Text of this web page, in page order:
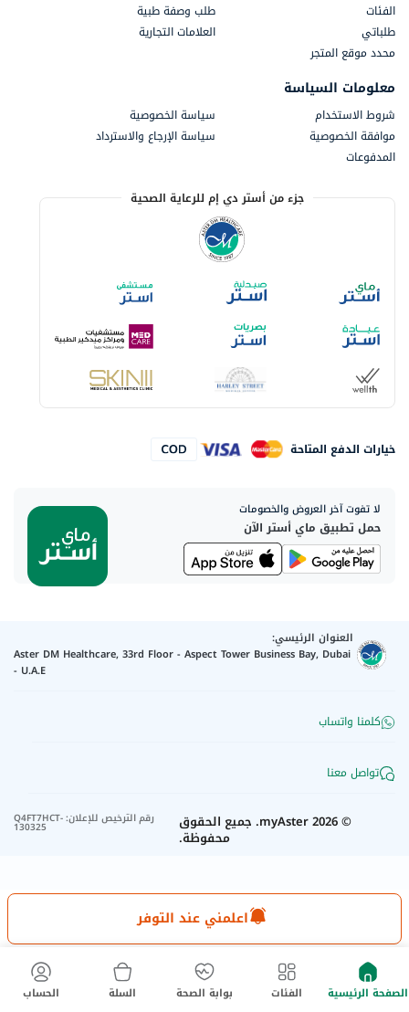
اعلمني عند التوفر
الفئات
طلب وصفة طبية
طلباتي
العلامات التجارية
محدد موقع المتجر
معلومات السياسة
شروط الاستخدام
سياسة الخصوصية
موافقة الخصوصية
سياسة الإرجاع والاسترداد
المدفوعات
جزء من أستر دي إم للرعاية الصحية
خيارات الدفع المتاحة
لا تفوت آخر العروض والخصومات
حمل تطبيق ماي أستر الآن
العنوان الرئيسي:
Aster DM Healthcare, 33rd Floor - Aspect Tower Business Bay, Dubai
- U.A.E
كلمنا واتساب
تواصل معنا
©
2026
myAster. جميع الحقوق
محفوظة.
رقم الترخيص للإعلان:
Q4FT7HCT-
130325
الصفحة الرئيسية الفئات بوابة الصحة السلة الحساب